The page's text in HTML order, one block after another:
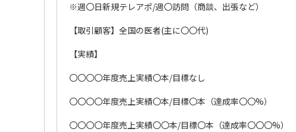
※週〇日新規テレアポ/週〇訪問（商談、出張など）
【取引顧客】全国の医者(主に〇〇代)
【実績】
〇〇〇〇年度売上実績〇本/目標なし
〇〇〇〇年度売上実績〇本/目標〇本（達成率〇〇%）
〇〇〇〇年度売上実績〇〇本/目標〇本（達成率〇〇〇%）